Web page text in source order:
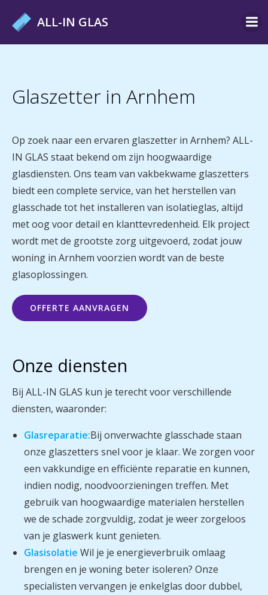
ALL-IN GLAS
Glaszetter in Arnhem
Op zoek naar een ervaren glaszetter in Arnhem? ALL-
IN GLAS staat bekend om zijn hoogwaardige
glasdiensten. Ons team van vakbekwame glaszetters
biedt een complete service, van het herstellen van
glasschade tot het installeren van isolatieglas, altijd
met oog voor detail en klanttevredenheid. Elk project
wordt met de grootste zorg uitgevoerd, zodat jouw
woning in Arnhem voorzien wordt van de beste
glasoplossingen.
OFFERTE AANVRAGEN
Onze diensten
Bij ALL-IN GLAS kun je terecht voor verschillende
diensten, waaronder:
Glasreparatie:Bij onverwachte glasschade staan
onze glaszetters snel voor je klaar. We zorgen voor
een vakkundige en efficiënte reparatie en kunnen,
indien nodig, noodvoorzieningen treffen. Met
gebruik van hoogwaardige materialen herstellen
we de schade zorgvuldig, zodat je weer zorgeloos
van je glaswerk kunt genieten.
Glasisolatie Wil je je energieverbruik omlaag
brengen en je woning beter isoleren? Onze
specialisten vervangen je enkelglas door dubbel,